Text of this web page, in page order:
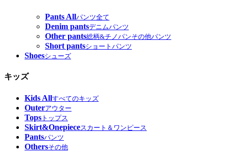
Pants Allパンツ全て
Denim pantsデニムパンツ
Other pants総柄&チノパンその他パンツ
Short pantsショートパンツ
Shoesシューズ
キッズ
Kids Allすべてのキッズ
Outerアウター
Tops トップス
Skirt&Onepieceスカート＆ワンピース
Pantsパンツ
Othersその他